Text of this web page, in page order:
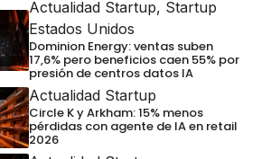
Actualidad Startup, Startup
Estados Unidos
Dominion Energy: ventas suben
17,6% pero beneficios caen 55% por
presión de centros datos IA
Actualidad Startup
Circle K y Arkham: 15% menos
pérdidas con agente de IA en retail
2026